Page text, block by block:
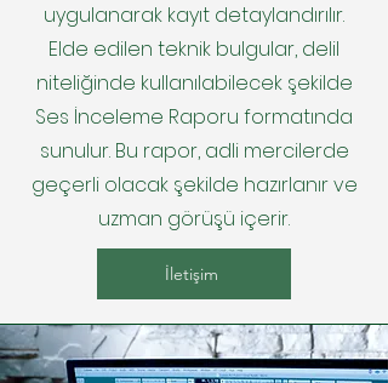
uygulanarak kayıt detaylandırılır.
Elde edilen teknik bulgular, delil
niteliğinde kullanılabilecek şekilde
Ses İnceleme Raporu formatında
sunulur. Bu rapor, adli mercilerde
geçerli olacak şekilde hazırlanır ve
uzman görüşü içerir.
İletişim